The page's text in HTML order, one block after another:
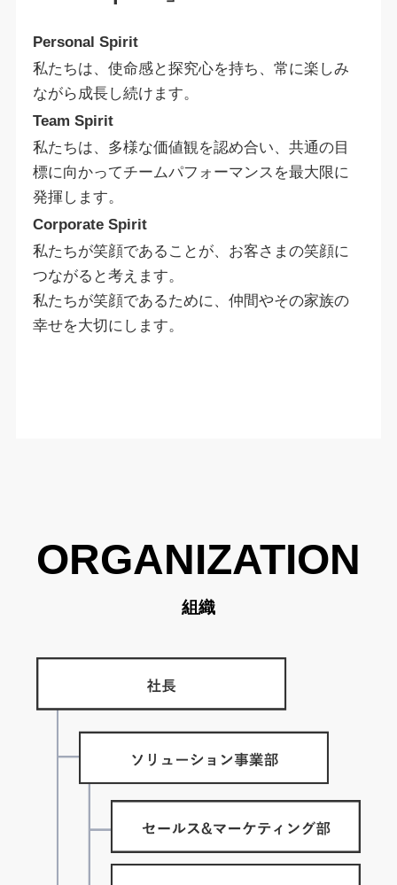
Personal Spirit
私たちは、使命感と探究心を持ち、常に楽しみ
ながら成長し続けます。
Team Spirit
私たちは、多様な価値観を認め合い、共通の目
標に向かってチームパフォーマンスを最大限に
発揮します。
Corporate Spirit
私たちが笑顔であることが、お客さまの笑顔に
つながると考えます。
私たちが笑顔であるために、仲間やその家族の
幸せを大切にします。
ORGANIZATION
組織